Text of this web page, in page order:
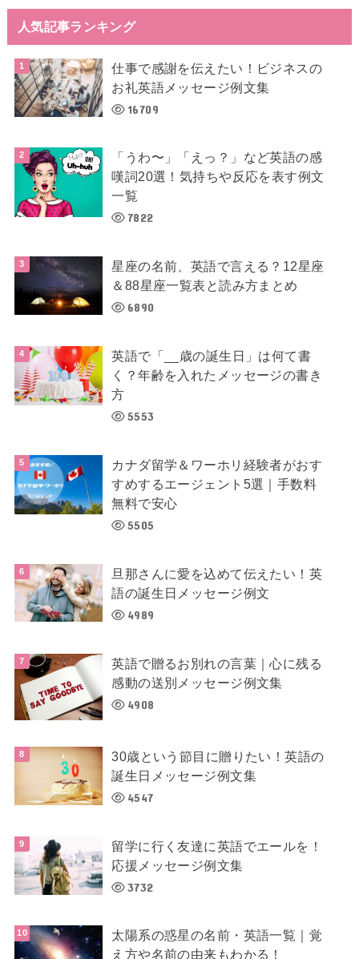
人気記事ランキング
仕事で感謝を伝えたい！ビジネスの
お礼英語メッセージ例文集
16709
「うわ〜」「えっ？」など英語の感
嘆詞20選！気持ちや反応を表す例文
一覧
7822
星座の名前、英語で言える？12星座
＆88星座一覧表と読み方まとめ
6890
英語で「__歳の誕生日」は何て書
く？年齢を入れたメッセージの書き
方
5553
カナダ留学＆ワーホリ経験者がおす
すめするエージェント5選｜手数料
無料で安心
5505
旦那さんに愛を込めて伝えたい！英
語の誕生日メッセージ例文
4989
英語で贈るお別れの言葉｜心に残る
感動の送別メッセージ例文集
4908
30歳という節目に贈りたい！英語の
誕生日メッセージ例文集
4547
留学に行く友達に英語でエールを！
応援メッセージ例文集
3732
太陽系の惑星の名前・英語一覧｜覚
え方や名前の由来もわかる！